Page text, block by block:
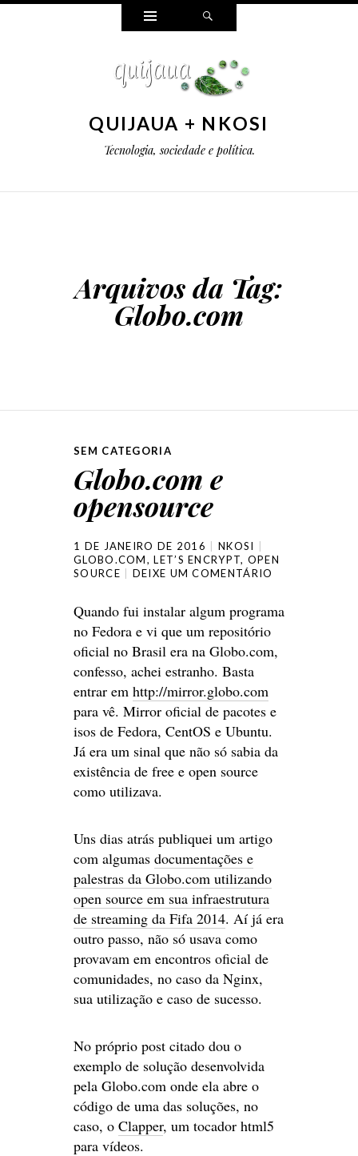
Widgets
QUIJAUA + NKOSI
Tecnologia, sociedade e política.
Arquivos da Tag:
Globo.com
SEM CATEGORIA
Globo.com e
opensource
1 DE JANEIRO DE 2016
NKOSI
GLOBO.COM,LET’S ENCRYPT, OPEN
SOURCE
DEIXE UM COMENTÁRIO
Quando fui instalar algum programa
no Fedora e vi que um repositório
oficial no Brasil era na Globo.com,
confesso, achei estranho. Basta
entrar em http://mirror.globo.com
para vê. Mirror oficial de pacotes e
isos de Fedora, CentOS e Ubuntu.
Já era um sinal que não só sabia da
existência de free e open source
como utilizava.
Uns dias atrás publiquei um artigo
com algumas documentações e
palestras da Globo.com utilizando
open source em sua infraestrutura
de streaming da Fifa 2014. Aí já era
outro passo, não só usava como
provavam em encontros oficial de
comunidades, no caso da Nginx,
sua utilização e caso de sucesso.
No próprio post citado dou o
exemplo de solução desenvolvida
pela Globo.com onde ela abre o
código de uma das soluções, no
caso, o Clapper, um tocador html5
para vídeos.